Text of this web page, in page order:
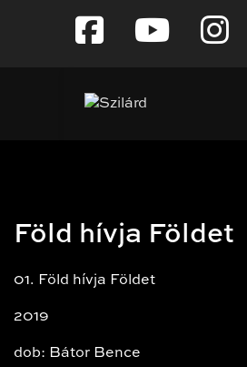
Föld hívja Földet
01. Föld hívja Földet
2019
dob: Bátor Bence